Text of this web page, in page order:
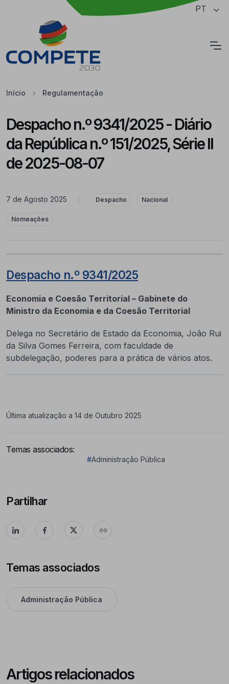
Saltar para o conteúdo principal da página PT
Início Regulamentação
Despacho n.º 9341/2025 - Diário
da República n.º 151/2025, Série II
de 2025-08-07
7 de Agosto 2025 Despacho Nacional
Nomeações
Despacho n.º 9341/2025
Economia e Coesão Territorial – Gabinete do
Ministro da Economia e da Coesão Territorial
Delega no Secretário de Estado da Economia, João Rui
da Silva Gomes Ferreira, com faculdade de
subdelegação, poderes para a prática de vários atos.
Última atualização a 14 de Outubro 2025
Temas associados:
#Administração Pública
Partilhar
Temas associados
Administração Pública
Artigos relacionados